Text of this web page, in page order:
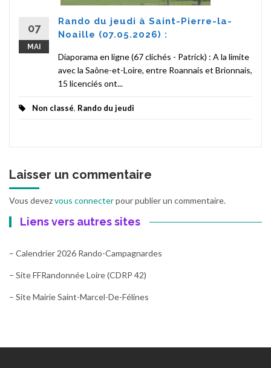
07
MAI
Rando du jeudi à Saint-Pierre-la-
Noaille (07.05.2026) :
Diaporama en ligne (67 clichés - Patrick) : A la limite
avec la Saône-et-Loire, entre Roannais et Brionnais,
15 licenciés ont...
Non classé, Rando du jeudi
Laisser un commentaire
Vous devezvous connecterpour publier un commentaire.
Liens vers autres sites
– Calendrier 2026 Rando-Campagnardes
– Site FFRandonnée Loire (CDRP 42)
– Site Mairie Saint-Marcel-De-Félines